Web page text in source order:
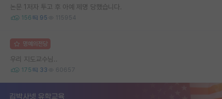
논문 1저자 투고 후 아예 제명 당했습니다.
156 95 115954
명예의전당
우리 지도교수님..
175 33 60657